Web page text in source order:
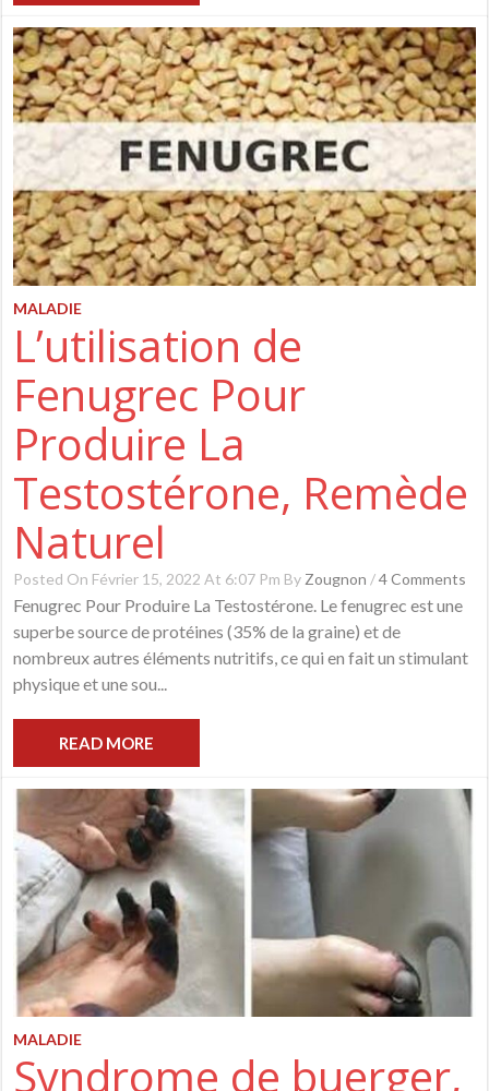
MALADIE
L’utilisation de
Fenugrec Pour
Produire La
Testostérone, Remède
Naturel
Posted On Février 15, 2022 At 6:07 Pm By Zougnon /4 Comments
Fenugrec Pour Produire La Testostérone. Le fenugrec est une
superbe source de protéines (35% de la graine) et de
nombreux autres éléments nutritifs, ce qui en fait un stimulant
physique et une sou...
READ MORE
MALADIE
Syndrome de buerger,